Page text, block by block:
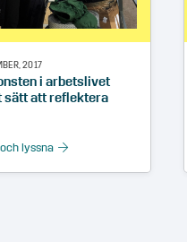
2017
i arbetslivet
sätt att reflektera
lyssna